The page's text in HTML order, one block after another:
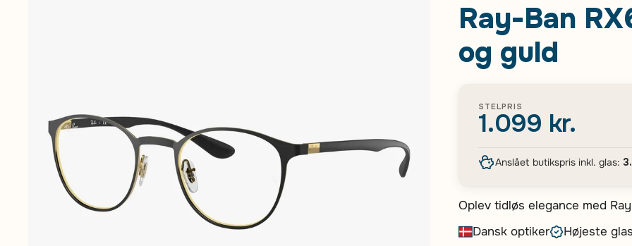
Ray-Ban
og guld
STELPRIS
1.099 kr.
Anslået butikspris inkl. glas:
Oplev tidløs elegance med
lette metalstel kombinerer et
farvekombination af sort og
Dansk optiker Højeste